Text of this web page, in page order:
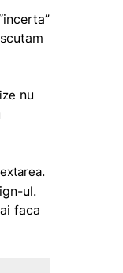
nu
.
ul.
faca